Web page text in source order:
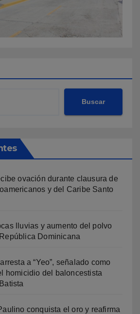
Buscar
ovación durante clausura de
y del Caribe Santo
lluvias y aumento del polvo
Dominicana
a “Yeo”, señalado como
homicidio del baloncestista
conquista el oro y reafirma